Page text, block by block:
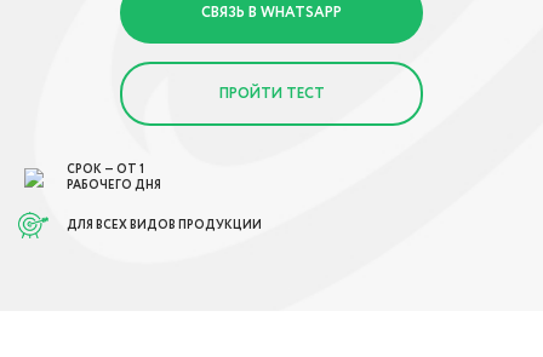
СВЯЗЬ В WHATSAPP
ПРОЙТИ ТЕСТ
СРОК — ОТ 1
РАБОЧЕГО ДНЯ
ДЛЯ ВСЕХ ВИДОВ ПРОДУКЦИИ